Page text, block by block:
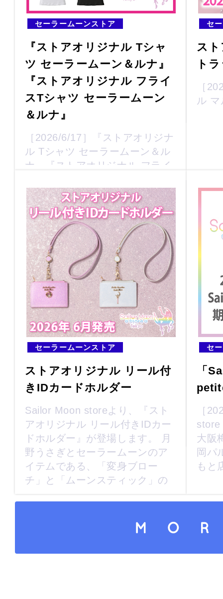
セーラームーンストア
『ストアオリジナル Tシャ
ツ セーラームーン＆ルナ』
『ストアオリジナル フライ
スTシャツ セーラームーン
＆ルナ』
［2026/6/17］『ストアオリジナ
ル Tシャツ セーラームーン＆ル
ナ』『ストアオリジナル フライ
ナ』が登場！
セ
ス
ト
［
ル
セーラームーンストア
ストアオリジナル リール付
きIDカードホルダー
Sailor Moon storeより、『スト
アオリジナル リール付きIDカー
ドホルダー』が登場します。 月
野うさぎとセーラームーンのア
イテムである、「変身ブロー
チ」と「ムーンスティック」の
セ
「
［
store
大阪
岡パ
もと